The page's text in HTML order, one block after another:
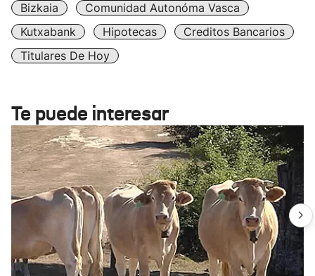
Bizkaia
Comunidad Autonóma Vasca
Kutxabank
Hipotecas
Creditos Bancarios
Titulares De Hoy
Te puede interesar